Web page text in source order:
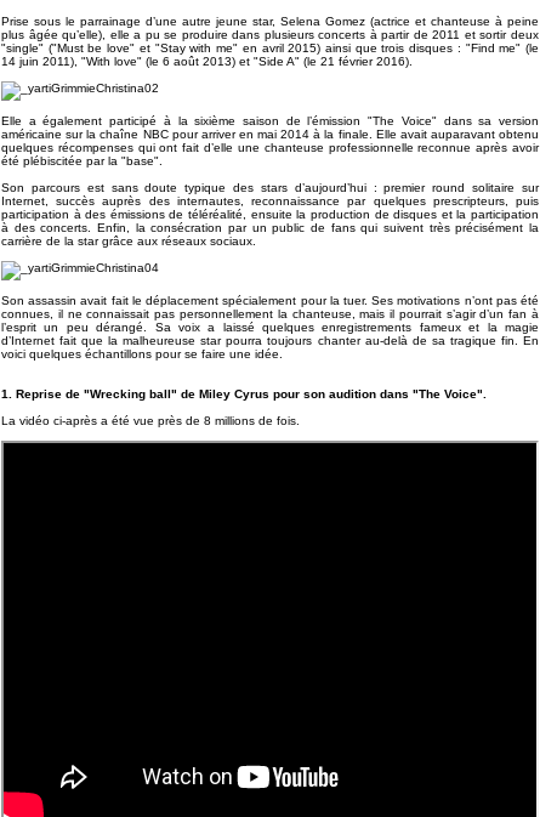
Prise sous le parrainage d’une autre jeune star, Selena Gomez (actrice et chanteuse à peine
plus âgée qu’elle), elle a pu se produire dans plusieurs concerts à partir de 2011 et sortir deux
"single" ("Must be love" et "Stay with me" en avril 2015) ainsi que trois disques : "Find me" (le
14 juin 2011), "With love" (le 6 août 2013) et "Side A" (le 21 février 2016).
Elle a également participé à la sixième saison de l’émission "The Voice" dans sa version
américaine sur la chaîne NBC pour arriver en mai 2014 à la finale. Elle avait auparavant obtenu
quelques récompenses qui ont fait d’elle une chanteuse professionnelle reconnue après avoir
été plébiscitée par la "base".
Son parcours est sans doute typique des stars d’aujourd’hui : premier round solitaire sur
Internet, succès auprès des internautes, reconnaissance par quelques prescripteurs, puis
participation à des émissions de téléréalité, ensuite la production de disques et la participation
à des concerts. Enfin, la consécration par un public de fans qui suivent très précisément la
carrière de la star grâce aux réseaux sociaux.
Son assassin avait fait le déplacement spécialement pour la tuer. Ses motivations n’ont pas été
connues, il ne connaissait pas personnellement la chanteuse, mais il pourrait s’agir d’un fan à
l’esprit un peu dérangé. Sa voix a laissé quelques enregistrements fameux et la magie
d’Internet fait que la malheureuse star pourra toujours chanter au-delà de sa tragique fin. En
voici quelques échantillons pour se faire une idée.
1. Reprise de "Wrecking ball" de Miley Cyrus pour son audition dans "The Voice".
La vidéo ci-après a été vue près de 8 millions de fois.